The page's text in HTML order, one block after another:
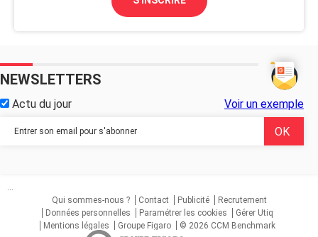
NEWSLETTERS
Actu du jour Voir un exemple
...
Qui sommes-nous ?
Contact Publicité
Recrutement
Données personnelles
Paramétrer les cookies
Gérer Utiq
Mentions légales
Groupe Figaro © 2026 CCM Benchmark